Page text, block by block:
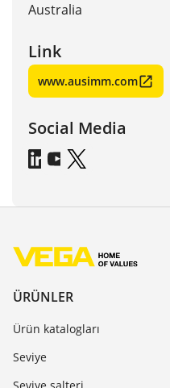
Australia
Link
www.ausimm.com
Social Media
ÜRÜNLER
Ürün katalogları
Seviye
Seviye şalteri